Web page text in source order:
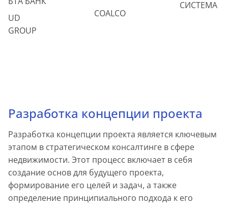
UD
GROUP
COALCO
СИСТЕМА
Разработка концепции проекта
Разработка концепции проекта является ключевым
этапом в стратегическом консалтинге в сфере
недвижимости. Этот процесс включает в себя
создание основ для будущего проекта,
формирование его целей и задач, а также
определение принципиального подхода к его